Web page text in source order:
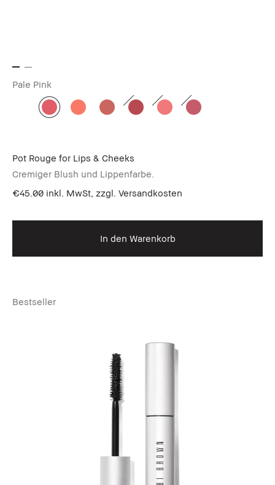
Pale Pink
Pot Rouge for Lips & Cheeks
Cremiger Blush und Lippenfarbe.
€45.00 inkl. MwSt, zzgl. Versandkosten
In den Warenkorb
Bestseller